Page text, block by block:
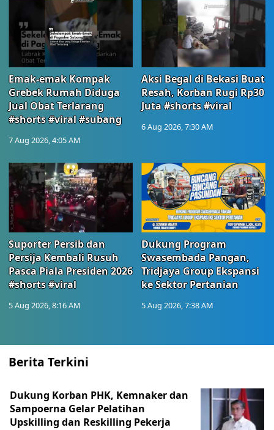
Emak-emak Kompak
Grebek Rumah Diduga
Jual Obat Terlarang
#shorts #viral #subang
7 Aug 2026, 4:05 AM
Aksi Begal di Bekasi Buat
Resah, Korban Rugi Rp30
Juta #shorts #viral
6 Aug 2026, 7:30 AM
Suporter Persib dan
Persija Kembali Rusuh
Pasca Piala Presiden 2026
#shorts #viral
5 Aug 2026, 8:16 AM
Dukung Program
Swasembada Pangan,
Tridjaya Group Ekspansi
ke Sektor Pertanian
5 Aug 2026, 7:38 AM
Berita Terkini
Dukung Korban PHK, Kemnaker dan
Sampoerna Gelar Pelatihan
Upskilling dan Reskilling Pekerja